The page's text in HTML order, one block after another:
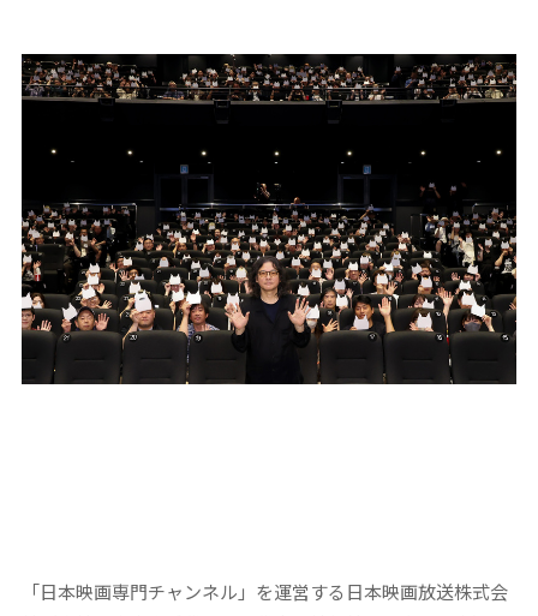
「日本映画専門チャンネル」を運営する日本映画放送株式会